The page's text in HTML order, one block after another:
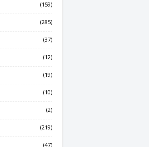
(159)
(285)
(37)
(12)
(19)
(10)
(2)
(219)
(47)